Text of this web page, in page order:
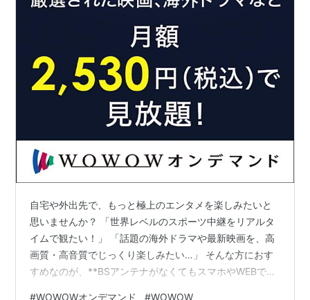
自宅や外出先で、もっと極上のエンタメを楽しみたいと
思いませんか？ 「世界レベルのスポーツ中継をリアルタ
イムで観たい！」 「話題の海外ドラマや最新映画を、高
画質・高音質でじっくり楽しみたい…」 そんな方におす
すめなのが、**BSアンテナがなくてもスマホやWEBで今
#WOWOWオンデマンド #WOWOW